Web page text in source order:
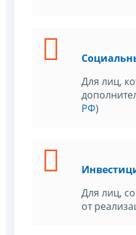
Для лиц,
РФ)
Для лиц,
от